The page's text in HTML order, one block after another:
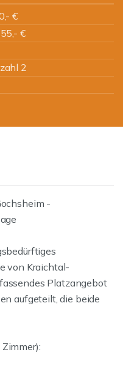
€
€
2
-
von Kraichtal-
Platzangebot
aufgeteilt, die beide